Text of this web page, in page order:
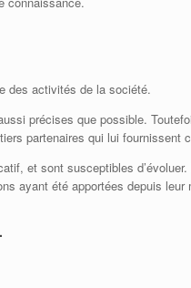
des activités de la société.
précises que possible.
partenaires qui lui fournissent
et sont susceptibles
ayant été apportées depuis leur